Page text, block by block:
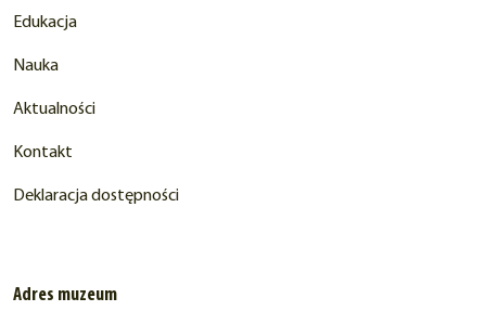
Edukacja
Nauka
Aktualności
Kontakt
Deklaracja dostępności
Adres muzeum